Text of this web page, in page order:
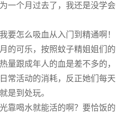
一个月过去了，我还是没学会
要怎么吸血从入门到精通啊！
的可乐，按照蚊子精姐姐们的
量跟成年人的血是差不多的，
常活动的消耗，反正她们每天
是到处玩。
靠喝水就能活的啊？要恰饭的